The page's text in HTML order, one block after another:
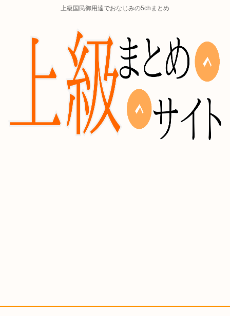
上級国民御用達でおなじみの5chまとめ